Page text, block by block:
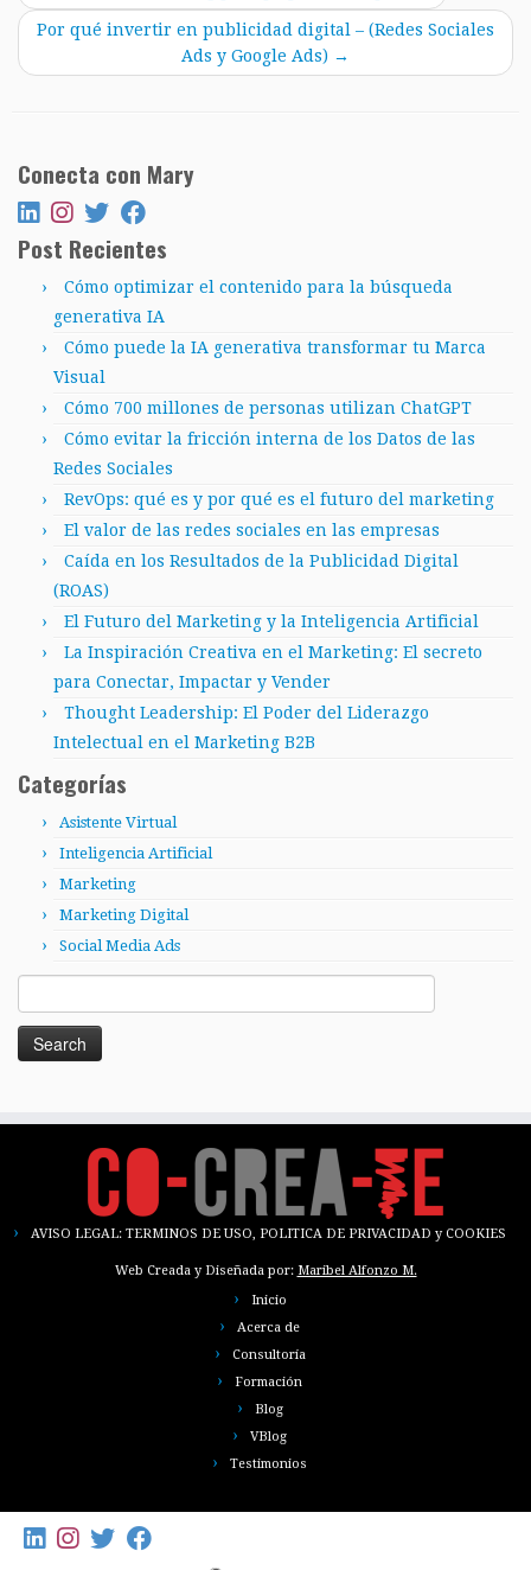
Por qué invertir en publicidad digital – (Redes Sociales
Ads y Google Ads) →
Conecta con Mary
Post Recientes
Cómo optimizar el contenido para la búsqueda
generativa IA
Cómo puede la IA generativa transformar tu Marca
Visual
Cómo 700 millones de personas utilizan ChatGPT
Cómo evitar la fricción interna de los Datos de las
Redes Sociales
RevOps: qué es y por qué es el futuro del marketing
El valor de las redes sociales en las empresas
Caída en los Resultados de la Publicidad Digital
(ROAS)
El Futuro del Marketing y la Inteligencia Artificial
La Inspiración Creativa en el Marketing: El secreto
para Conectar, Impactar y Vender
Thought Leadership: El Poder del Liderazgo
Intelectual en el Marketing B2B
Categorías
Asistente Virtual
Inteligencia Artificial
Marketing
Marketing Digital
Social Media Ads
AVISO LEGAL: TERMINOS DE USO, POLITICA DE PRIVACIDAD y COOKIES
Web Creada y Diseñada por: Maribel Alfonzo M.
Inicio
Acerca de
Consultoría
Formación
Blog
VBlog
Testimonios